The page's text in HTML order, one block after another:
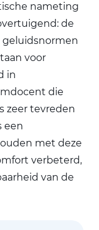
nameting
de
geluidsnormen
voor
in
die
zeer tevreden
een
met deze
verbeterd,
van de